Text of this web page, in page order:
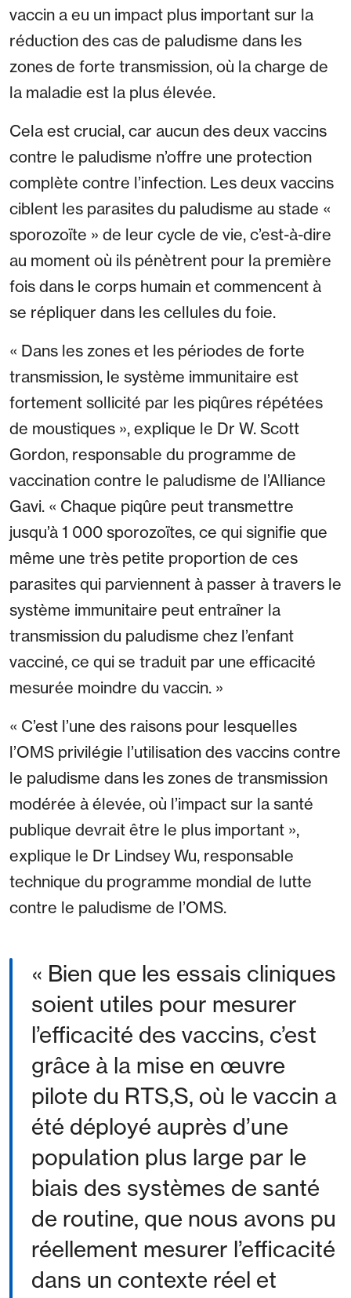
vaccin a eu un impact plus important sur la
réduction des cas de paludisme dans les
zones de forte transmission, où la charge de
la maladie est la plus élevée.
Cela est crucial, car aucun des deux vaccins
contre le paludisme n’offre une protection
complète contre l’infection. Les deux vaccins
ciblent les parasites du paludisme au stade «
sporozoïte » de leur cycle de vie, c’est-à-dire
au moment où ils pénètrent pour la première
fois dans le corps humain et commencent à
se répliquer dans les cellules du foie.
« Dans les zones et les périodes de forte
transmission, le système immunitaire est
fortement sollicité par les piqûres répétées
de moustiques », explique le Dr W. Scott
Gordon, responsable du programme de
vaccination contre le paludisme de l’Alliance
Gavi. « Chaque piqûre peut transmettre
jusqu’à 1 000 sporozoïtes, ce qui signifie que
même une très petite proportion de ces
parasites qui parviennent à passer à travers le
système immunitaire peut entraîner la
transmission du paludisme chez l’enfant
vacciné, ce qui se traduit par une efficacité
mesurée moindre du vaccin. »
« C’est l’une des raisons pour lesquelles
l’OMS privilégie l’utilisation des vaccins contre
le paludisme dans les zones de transmission
modérée à élevée, où l’impact sur la santé
publique devrait être le plus important »,
explique le Dr Lindsey Wu, responsable
technique du programme mondial de lutte
contre le paludisme de l’OMS.
« Bien que les essais cliniques
soient utiles pour mesurer
l’efficacité des vaccins, c’est
grâce à la mise en œuvre
pilote du RTS,S, où le vaccin a
été déployé auprès d’une
population plus large par le
biais des systèmes de santé
de routine, que nous avons pu
réellement mesurer l’efficacité
dans un contexte réel et